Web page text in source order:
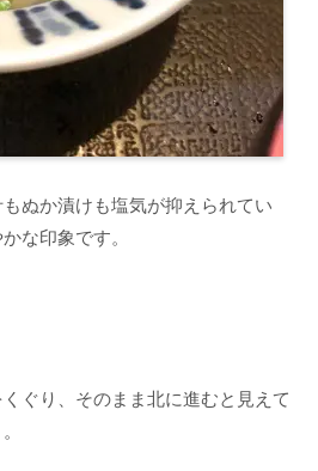
ぬか漬けも塩気が抑えられてい
な印象です。
ぐり、そのまま北に進むと見えて